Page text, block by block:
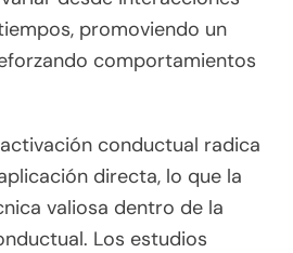
promoviendo un
comportamientos
conductual radica
directa, lo que la
valiosa dentro de la
Los estudios